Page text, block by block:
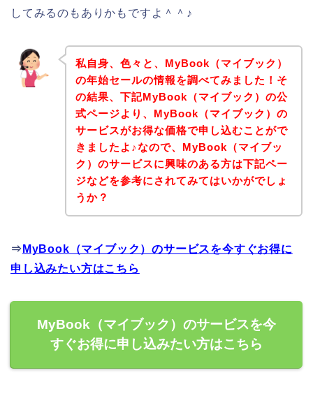
してみるのもありかもですよ＾＾♪
私自身、色々と、MyBook（マイブック）
の年始セールの情報を調べてみました！そ
の結果、下記MyBook（マイブック）の公
式ページより、MyBook（マイブック）の
サービスがお得な価格で申し込むことがで
きましたよ♪なので、MyBook（マイブッ
ク）のサービスに興味のある方は下記ペー
ジなどを参考にされてみてはいかがでしょ
うか？
⇒ MyBook（マイブック）のサービスを今すぐお得に
申し込みたい方はこちら
MyBook（マイブック）のサービスを今
すぐお得に申し込みたい方はこちら